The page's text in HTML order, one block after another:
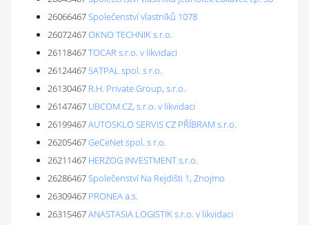
26066467Společenství vlastníků 1078
26072467OKNO TECHNIK s.r.o.
26118467TOCAR s.r.o. v likvidaci
26124467SATPAL spol. s r.o.
26130467 R.H. Private Group, s.r.o.
26147467 UBCOM.CZ, s.r.o. v likvidaci
26199467AUTOSKLO SERVIS CZ PŘÍBRAM s.r.o.
26205467GeCeNet spol. s r.o.
26211467 HERZOG INVESTMENT s.r.o.
26286467Společenství Na Rejdišti 1, Znojmo
26309467 PRONEA a.s.
26315467ANASTASIA LOGISTIK s.r.o. v likvidaci